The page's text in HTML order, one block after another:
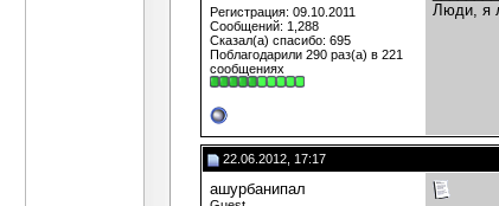
Регистрация: 09.10.2011
Сообщений: 1,288
Сказал(а) спасибо: 695
Поблагодарили 290 раз(а) в 221
сообщениях
Люди, я
22.06.2012, 17:17
ашурбанипал